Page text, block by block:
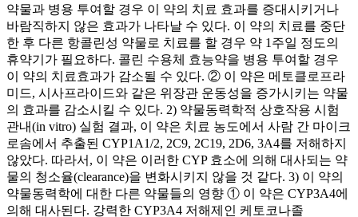
약물과 병용 투여할 경우 이 약의 치료 효과를 증대시키거나
바람직하지 않은 효과가 나타날 수 있다. 이 약의 치료를 중단
한 후 다른 항콜린성 약물로 치료를 할 경우 약 1주일 정도의
휴약기가 필요하다. 콜린 수용체 효능약을 병용 투여할 경우
이 약의 치료효과가 감소될 수 있다. ② 이 약은 메토클로프라
미드, 시사프라이드와 같은 위장관 운동성을 증가시키는 약물
의 효과를 감소시킬 수 있다. 2) 약물동력학적 상호작용 시험
관내(in vitro) 실험 결과, 이 약은 치료 농도에서 사람 간 마이크
로솜에서 추출된 CYP1A1/2, 2C9, 2C19, 2D6, 3A4를 저해하지
않았다. 따라서, 이 약은 이러한 CYP 효소에 의해 대사되는 약
물의 청소율(clearance)을 변화시키지 않을 것 같다. 3) 이 약의
약물동력학에 대한 다른 약물들의 영향 ① 이 약은 CYP3A4에
의해 대사된다. 강력한 CYP3A4 저해제인 케토코나졸